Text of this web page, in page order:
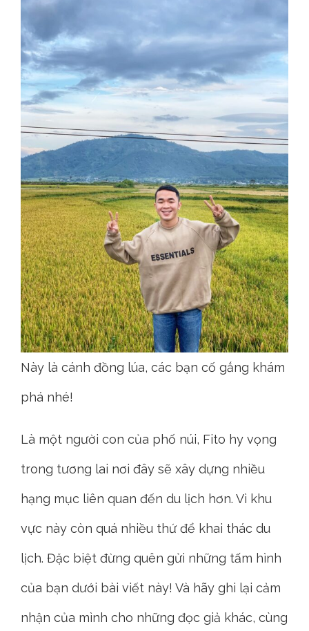
Này là cánh đồng lúa, các bạn cố gắng khám
phá nhé!
Là một người con của phố núi, Fito hy vọng
trong tương lai nơi đây sẽ xây dựng nhiều
hạng mục liên quan đến du lịch hơn. Vì khu
vực này còn quá nhiều thứ để khai thác du
lịch. Đặc biệt đừng quên gửi những tấm hình
của bạn dưới bài viết này! Và hãy ghi lại cảm
nhận của mình cho những đọc giả khác, cùng